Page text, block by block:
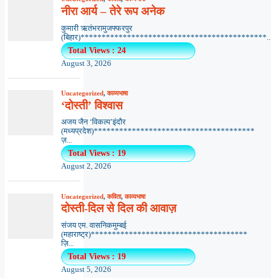
नीरा आर्य – तेरे रूप अनेक
कुमारी ऋतंभरामुजफ्फरपुर
Total Views : 24
August 3, 2026
Uncategorized,काव्यभाषा
‘दोस्ती’ विश्वास
अजय जैन ‘विकल्प’इंदौर
(मध्यप्रदेश)**************************************
ज़...
Total Views : 19
August 2, 2026
Uncategorized,कविता,काव्यभाषा
दोस्ती-दिल से दिल की आवाज़
संजय एम. वासनिकमुम्बई
(महाराष्ट्र)*************************************
ज़ि...
Total Views : 19
August 5, 2026